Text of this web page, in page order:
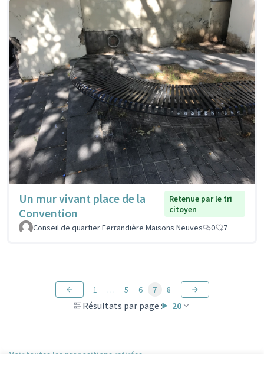
Un mur vivant place de la
Convention
Retenue par le tri
citoyen
Conseil de quartier Ferrandière Maisons Neuves
0 7
Résultats par page : 20
1 … 5 6 7 8
Voir toutes les propositions retirées